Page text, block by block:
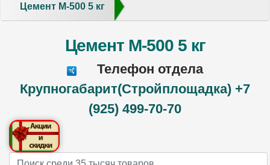
Цемент М-500 5 кг
Цемент М-500 5 кг
Телефон отдела
Крупногабарит(Стройплощадка) +7
(925) 499-70-70
Name